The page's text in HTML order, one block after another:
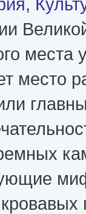
,
места
место